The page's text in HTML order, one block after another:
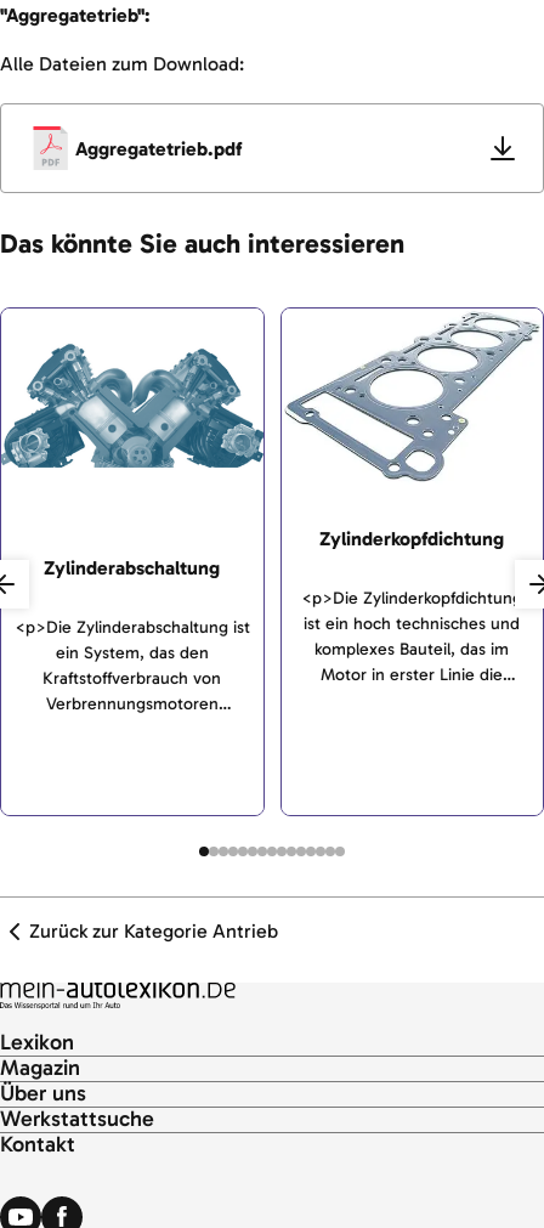
"Aggregatetrieb":
Alle Dateien zum Download:
Aggregatetrieb.pdf
Das könnte Sie auch interessieren
Zylinderabschaltung
<p>Die Zylinderabschaltung ist
ein System, das den
Kraftstoffverbrauch von
Verbrennungsmotoren
Zylinderkopfdichtung
<p>Die Zylinderkopfdichtung
ist ein hoch technisches und
komplexes Bauteil, das im
Motor in erster Linie die
Zurück zur Kategorie Antrieb
Lexikon
Magazin
Über uns
Werkstattsuche
Kontakt